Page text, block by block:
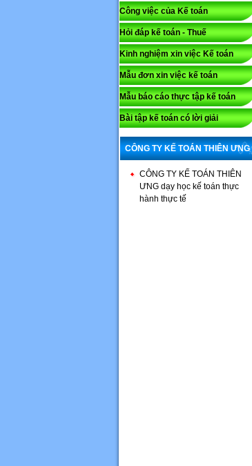
Công việc của Kế toán
Hỏi đáp kế toán - Thuế
Kinh nghiệm xin việc Kế toán
Mẫu đơn xin việc kế toán
Mẫu báo cáo thực tập kế toán
Bài tập kế toán có lời giải
CÔNG TY KẾ TOÁN THIÊN ƯNG
CÔNG TY KẾ TOÁN THIÊN
ƯNG dạy học kế toán thực
hành thực tế